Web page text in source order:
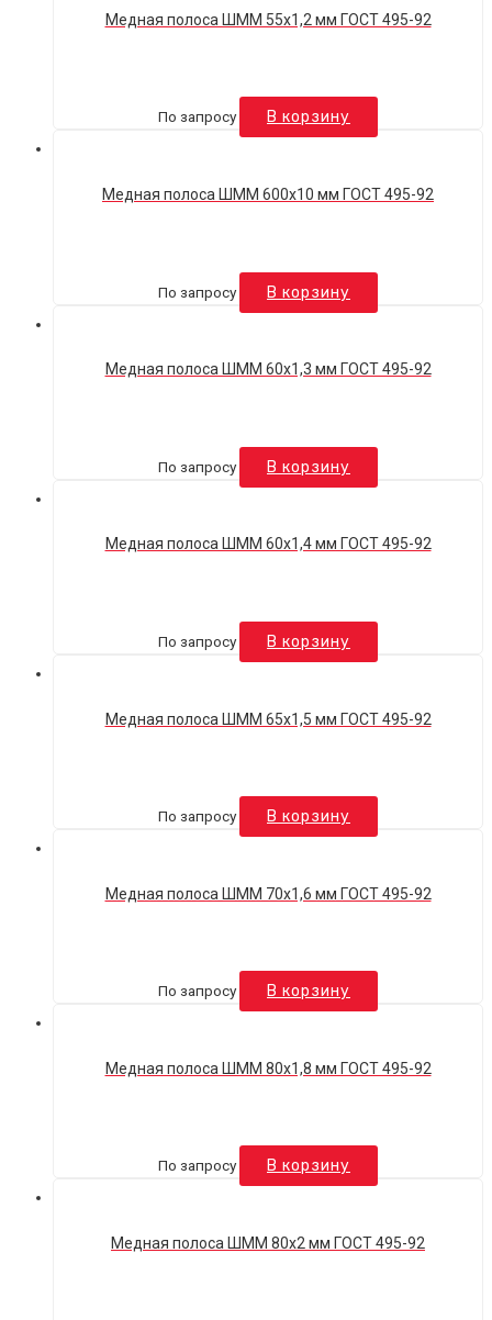
Медная полоса ШММ 55х1,2 мм ГОСТ 495-92
По запросу В корзину
Медная полоса ШММ 600х10 мм ГОСТ 495-92
По запросу В корзину
Медная полоса ШММ 60х1,3 мм ГОСТ 495-92
По запросу В корзину
Медная полоса ШММ 60х1,4 мм ГОСТ 495-92
По запросу В корзину
Медная полоса ШММ 65х1,5 мм ГОСТ 495-92
По запросу В корзину
Медная полоса ШММ 70х1,6 мм ГОСТ 495-92
По запросу В корзину
Медная полоса ШММ 80х1,8 мм ГОСТ 495-92
По запросу В корзину
Медная полоса ШММ 80х2 мм ГОСТ 495-92